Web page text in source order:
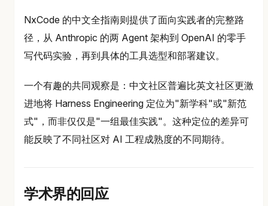
NxCode 的中文全指南则提供了面向实践者的完整路
径，从 Anthropic 的两 Agent 架构到 OpenAI 的零手
写代码实验，再到具体的工具选型和部署建议。
一个有趣的共同观察是：中文社区普遍比英文社区更激
进地将 Harness Engineering 定位为"新学科"或"新范
式"，而非仅仅是"一组最佳实践"。这种定位的差异可
能反映了不同社区对 AI 工程成熟度的不同期待。
学术界的回应